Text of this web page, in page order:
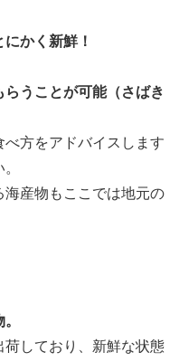
かく新鮮！
うことが可能（さばき
べ方をアドバイスします
産物もここでは地元の
しており、新鮮な状態